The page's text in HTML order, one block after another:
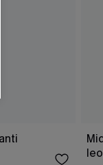
i nostri
valutare il livello di